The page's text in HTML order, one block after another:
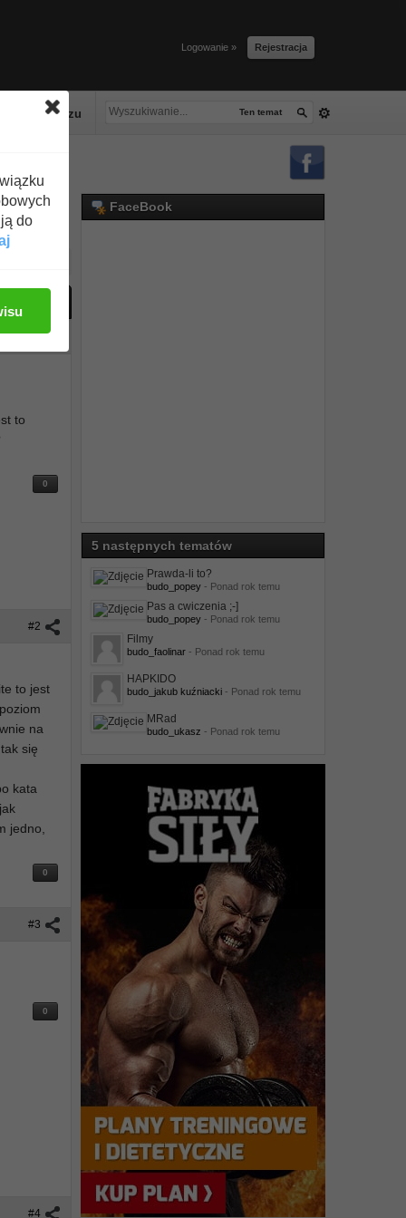
Logowanie » Rejestracja
Ten temat
tłuszczu
#1
to
0
#2
to jest
na
się
kata
jedno,
0
#3
0
#4
FaceBook
5 następnych tematów
Prawda-li to?
budo_popey- Ponad rok temu
Pas a cwiczenia ;-]
budo_popey- Ponad rok temu
Filmy
budo_faolinar- Ponad rok temu
HAPKIDO
budo_jakub kuźniacki- Ponad rok temu
MRad
budo_ukasz - Ponad rok temu
do